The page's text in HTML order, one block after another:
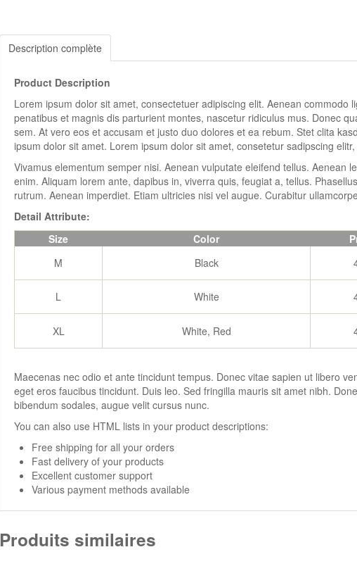
Description complète
Product Description
Lorem ipsum dolor sit amet, consectetuer adipiscing elit. Aenean commodo
penatibus et magnis dis parturient montes, nascetur ridiculus mus. Donec
sem. At vero eos et accusam et justo duo dolores et ea rebum. Stet clita
ipsum dolor sit amet. Lorem ipsum dolor sit amet, consetetur sadipscing
Vivamus elementum semper nisi. Aenean vulputate eleifend tellus. Aenean
enim. Aliquam lorem ante, dapibus in, viverra quis, feugiat a, tellus.
rutrum. Aenean imperdiet. Etiam ultricies nisi vel augue. Curabitur
Detail Attribute:
Size
Color
M
Black
L White
XL White, Red
Maecenas nec odio et ante tincidunt tempus. Donec vitae sapien ut libero
eget eros faucibus tincidunt. Duis leo. Sed fringilla mauris sit amet nibh.
bibendum sodales, augue velit cursus nunc.
You can also use HTML lists in your product descriptions:
Free shipping for all your orders
Fast delivery of your products
Excellent customer support
Various payment methods available
Produits similaires
Ajouter au
panier
Voir les détails
panier